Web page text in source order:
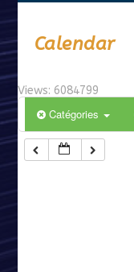
Calendar
Views: 6084799
Catégories